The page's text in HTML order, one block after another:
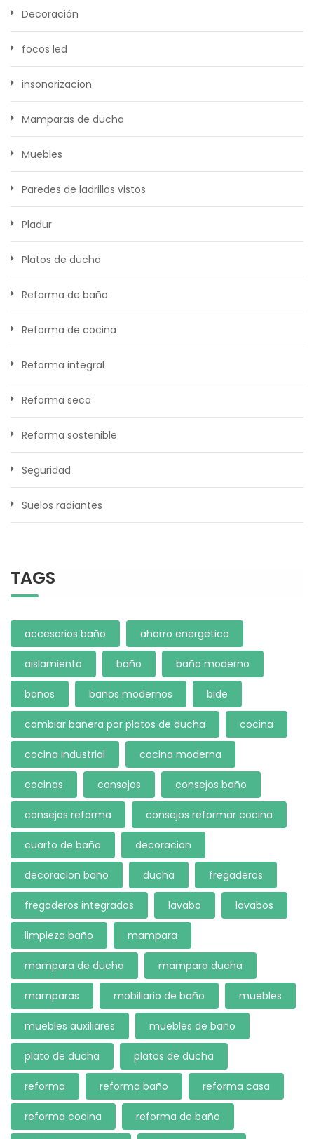
Decoración
focos led
insonorizacion
Mamparas de ducha
Muebles
Paredes de ladrillos vistos
Pladur
Platos de ducha
Reforma de baño
Reforma de cocina
Reforma integral
Reforma seca
Reforma sostenible
Seguridad
Suelos radiantes
TAGS
accesorios baño ahorro energetico
aislamiento baño baño moderno
baños baños modernos bide
cambiar bañera por platos de ducha cocina
cocina industrial cocina moderna
cocinas consejos consejos baño
consejos reforma consejos reformar cocina
cuarto de baño decoracion
decoracion baño ducha fregaderos
fregaderos integrados lavabo lavabos
limpieza baño mampara
mampara de ducha mampara ducha
mamparas mobiliario de baño muebles
muebles auxiliares muebles de baño
plato de ducha platos de ducha
reforma reforma baño reforma casa
reforma cocina reforma de baño